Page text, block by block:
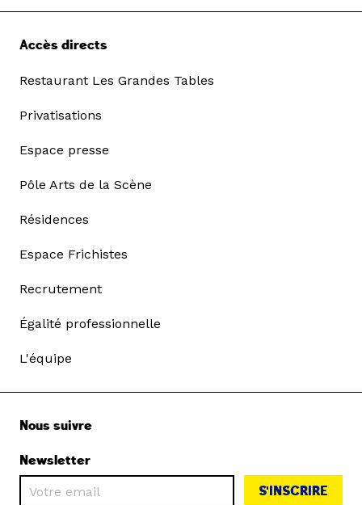
Accès directs
Restaurant Les Grandes Tables
Privatisations
Espace presse
Pôle Arts de la Scène
Résidences
Espace Frichistes
Recrutement
Égalité professionnelle
L'équipe
Nous suivre
Newsletter
S'INSCRIRE